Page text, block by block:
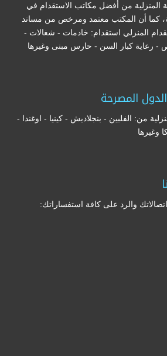
المنزلية من أفضل مكاتب الاستقدام في
كما أن المكتب معتمد ومرخص من مساند
المنزلي استقدام: خادمات - شغالات -
- رعاية كبار السن - حارس مبنى وغيرها
المصرحة
من: الفلبين - بنجلاديش - كينيا - اوغندا -
وغيرها
والرد على كافة استفساراتك: